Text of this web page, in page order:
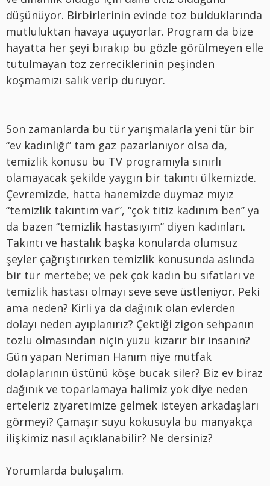
düşünüyor. Birbirlerinin evinde toz bulduklarında
mutluluktan havaya uçuyorlar. Program da bize
hayatta her şeyi bırakıp bu gözle görülmeyen elle
tutulmayan toz zerreciklerinin peşinden
koşmamızı salık verip duruyor.
Son zamanlarda bu tür yarışmalarla yeni tür bir
“ev kadınlığı” tam gaz pazarlanıyor olsa da,
temizlik konusu bu TV programıyla sınırlı
olamayacak şekilde yaygın bir takıntı ülkemizde.
Çevremizde, hatta hanemizde duymaz mıyız
“temizlik takıntım var”, “çok titiz kadınım ben” ya
da bazen “temizlik hastasıyım” diyen kadınları.
Takıntı ve hastalık başka konularda olumsuz
şeyler çağrıştırırken temizlik konusunda aslında
bir tür mertebe; ve pek çok kadın bu sıfatları ve
temizlik hastası olmayı seve seve üstleniyor. Peki
ama neden? Kirli ya da dağınık olan evlerden
dolayı neden ayıplanırız? Çektiği zigon sehpanın
tozlu olmasından niçin yüzü kızarır bir insanın?
Gün yapan Neriman Hanım niye mutfak
dolaplarının üstünü köşe bucak siler? Biz ev biraz
dağınık ve toparlamaya halimiz yok diye neden
erteleriz ziyaretimize gelmek isteyen arkadaşları
görmeyi? Çamaşır suyu kokusuyla bu manyakça
ilişkimiz nasıl açıklanabilir? Ne dersiniz?
Yorumlarda buluşalım.